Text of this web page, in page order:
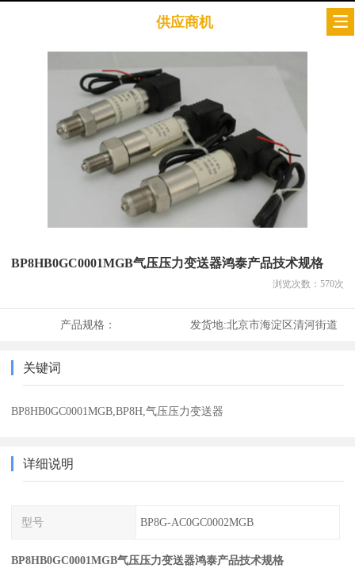
供应商机
BP8HB0GC0001MGB气压压力变送器鸿泰产品技术规格
浏览次数： 570次
产品规格： 发货地:北京市海淀区清河街道
关键词
BP8HB0GC0001MGB,BP8H,气压压力变送器
详细说明
型号 BP8G-AC0GC0002MGB
BP8HB0GC0001MGB气压压力变送器鸿泰产品技术规格